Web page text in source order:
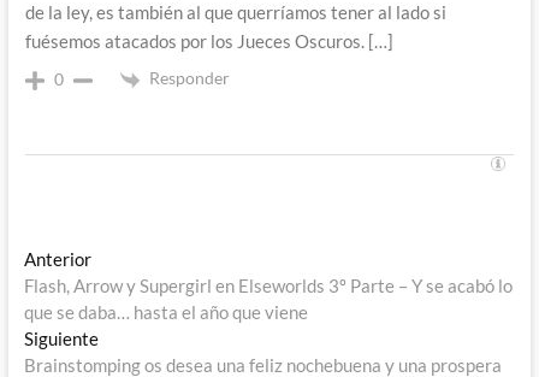
de la ley, es también al que querríamos tener al lado si
fuésemos atacados por los Jueces Oscuros. […]
0 Responder
Navegación
de
entradas
AnteriorEntrada
anterior:
Flash, Arrow y Supergirl en Elseworlds 3º Parte – Y se acabó lo
que se daba… hasta el año que viene
SiguienteEntrada
siguiente:
Brainstomping os desea una feliz nochebuena y una prospera